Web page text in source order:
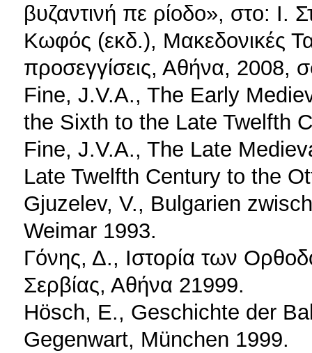
βυζαντινή πε ρίοδο», στο: Ι.
Κωφός (εκδ.), Μακεδονικές
προσεγγίσεις, Αθήνα, 2008,
Fine, J.V.A., The Early
the Sixth to the Late Twelfth
Fine, J.V.A., The Late
Late Twelfth Century to the
Gjuzelev, V., Bulgarien
Weimar 1993.
Γόνης, Δ., Ιστορία των
Σερβίας, Αθήνα 21999.
Hösch, E., Geschichte der
Gegenwart, München 1999.